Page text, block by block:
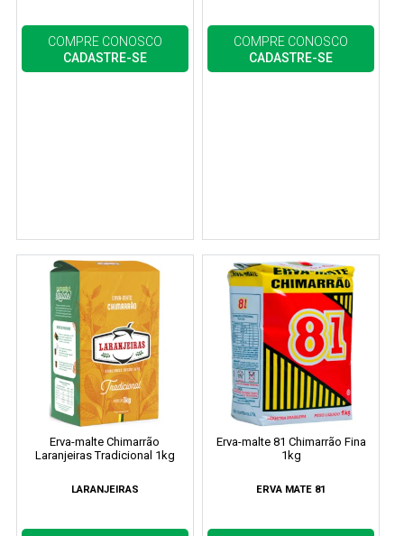
COMPRE CONOSCO
CADASTRE-SE
COMPRE CONOSCO
CADASTRE-SE
Erva-malte Chimarrão
Laranjeiras Tradicional 1kg
LARANJEIRAS
Erva-malte 81 Chimarrão Fina
1kg
ERVA MATE 81